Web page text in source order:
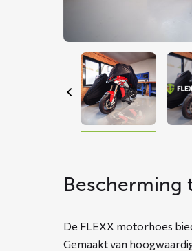
Bescherming
De FLEXX motorhoes
Gemaakt van